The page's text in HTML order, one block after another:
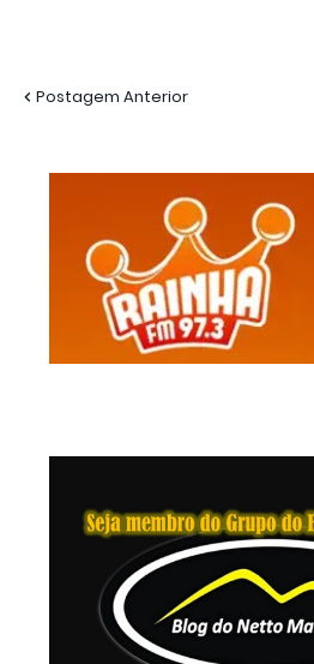
Postagem Anterior